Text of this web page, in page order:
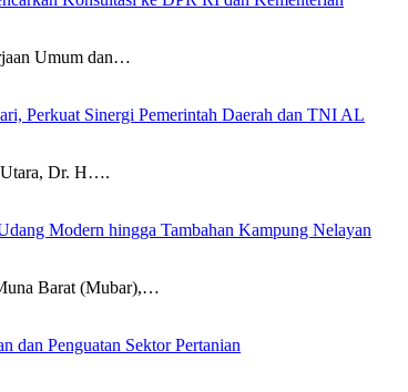
Umum dan…
Perkuat Sinergi Pemerintah Daerah dan TNI AL
Dr. H….
Modern hingga Tambahan Kampung Nelayan
Barat (Mubar),…
dan Penguatan Sektor Pertanian